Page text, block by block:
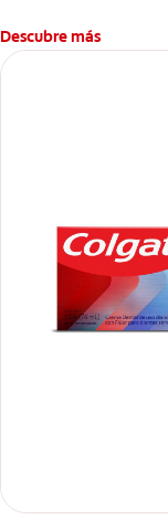
Descubre más